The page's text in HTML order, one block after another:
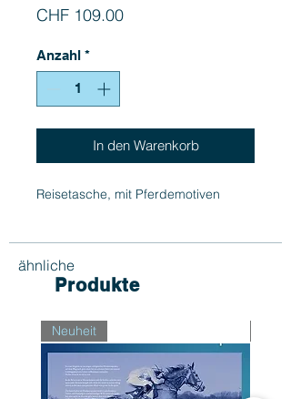
CHF 109.00Preis
Anzahl *
In den Warenkorb
Reisetasche, mit Pferdemotiven
ähnliche
Produkte
Neuheit